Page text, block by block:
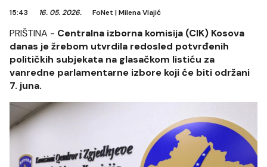
15:43 16. 05. 2026. FoNet |Milena Vlajić
PRIŠTINA - Centralna izborna komisija (CIK) Kosova
danas je žrebom utvrdila redosled potvrđenih
političkih subjekata na glasačkom listiću za
vanredne parlamentarne izbore koji će biti održani
7. juna.